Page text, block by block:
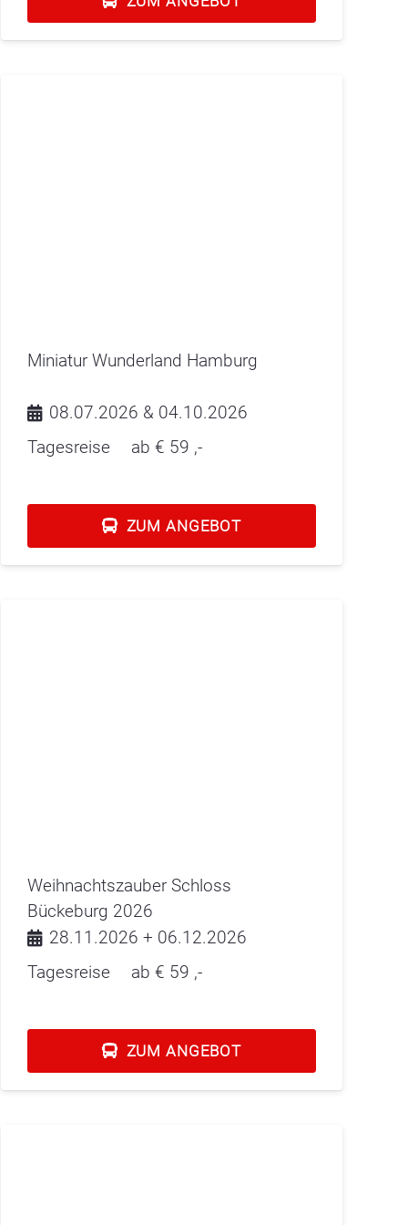
Miniatur Wunderland Hamburg
08.07.2026 & 04.10.2026
Tagesreise
ab € 59 ,-
ZUM ANGEBOT
Weihnachtszauber Schloss
Bückeburg 2026
28.11.2026 + 06.12.2026
Tagesreise
ab € 59 ,-
ZUM ANGEBOT